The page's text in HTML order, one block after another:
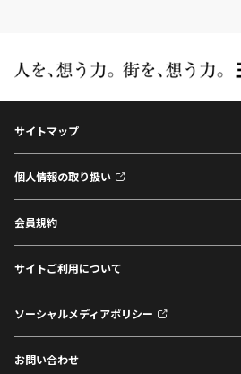
サイトマップ
個人情報の取り扱い
会員規約
サイトご利用について
ソーシャルメディアポリシー
お問い合わせ